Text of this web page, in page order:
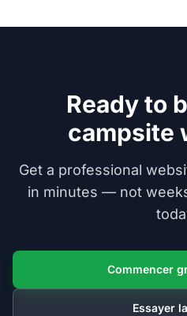
Ready to
campsite
Get a professional
in minutes — not
Commencer
Essayer